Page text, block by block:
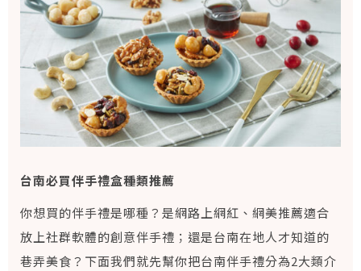
台南必買伴手禮盒種類推薦
你想買的伴手禮是哪種？是網路上網紅、網美推薦適合
放上社群軟體的創意伴手禮；還是台南在地人才知道的
巷弄美食？下面我們就先幫你把台南伴手禮分為2大類介